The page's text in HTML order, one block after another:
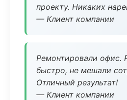
проекту. Никаких
— Клиент компании
Ремонтировали офис.
быстро, не мешали
Отличный результат!
— Клиент компании